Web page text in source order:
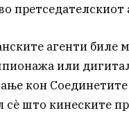
претседателскиот
агенти биле
или
кон
сè што кинеските